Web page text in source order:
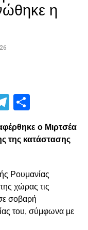
η
Telegram
ο Μιρτσέα
της κατάστασης
Ρουμανίας
χώρας τις
σοβαρή
του, σύμφωνα με